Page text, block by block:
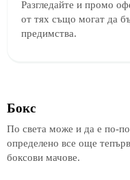
Разгледайте и промо
от тях също могат да
предимства.
Бокс
По света може и да е по-
определено все още
боксови мачове.